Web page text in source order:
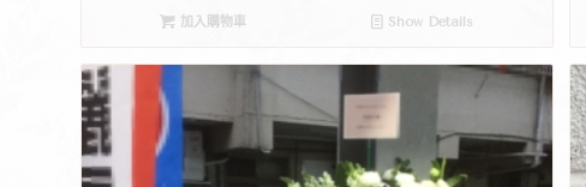
加入購物車 Show Details